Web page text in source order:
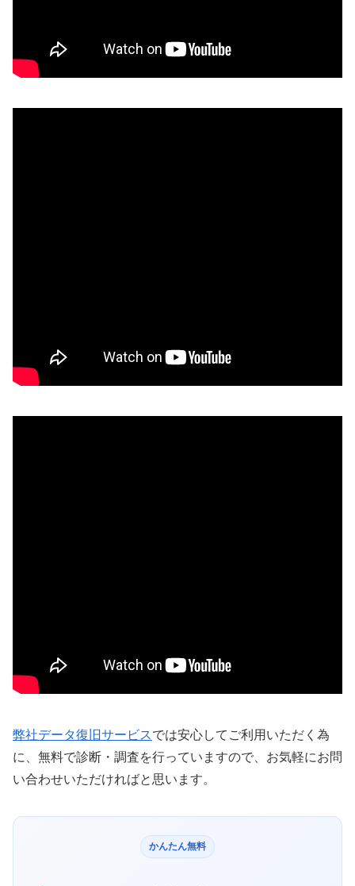
弊社データ復旧サービスでは安心してご利用いただく為
に、無料で診断・調査を行っていますので、お気軽にお問
い合わせいただければと思います。
かんたん無料